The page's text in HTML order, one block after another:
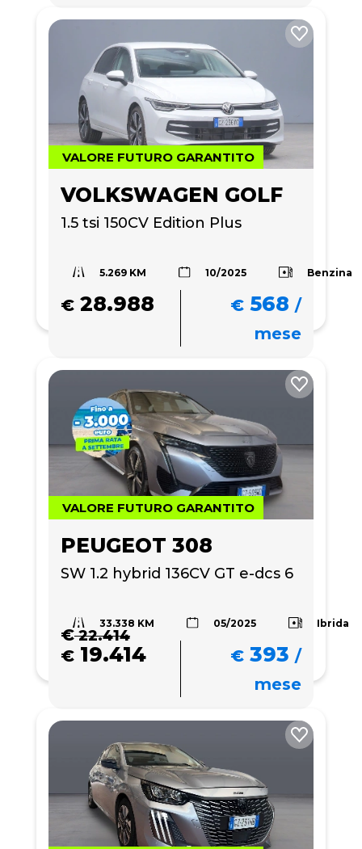
VALORE FUTURO GARANTITO
VOLKSWAGEN GOLF
1.5 tsi 150CV Edition Plus
5.269 KM 10/2025 Benzina
€ 28.988 € 568 /
mese
VALORE FUTURO GARANTITO
PEUGEOT 308
SW 1.2 hybrid 136CV GT e-dcs 6
33.338 KM 05/2025 Ibrida
€22.414
€ 19.414 € 393 /
mese